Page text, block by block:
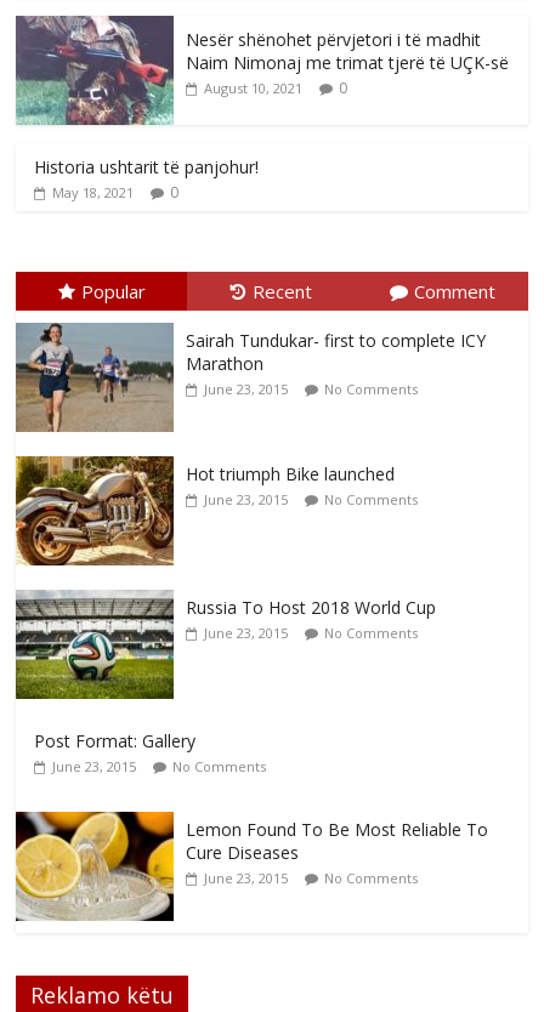
Nesër shënohet përvjetori i të madhit
Naim Nimonaj me trimat tjerë të UÇK-së
August 10, 2021 0
Historia ushtarit të panjohur!
May 18, 2021 0
Popular Recent Comment
Sairah Tundukar- first to complete ICY
Marathon
June 23, 2015 No Comments
Hot triumph Bike launched
June 23, 2015 No Comments
Russia To Host 2018 World Cup
June 23, 2015 No Comments
Post Format: Gallery
June 23, 2015 No Comments
Lemon Found To Be Most Reliable To
Cure Diseases
June 23, 2015 No Comments
Reklamo këtu